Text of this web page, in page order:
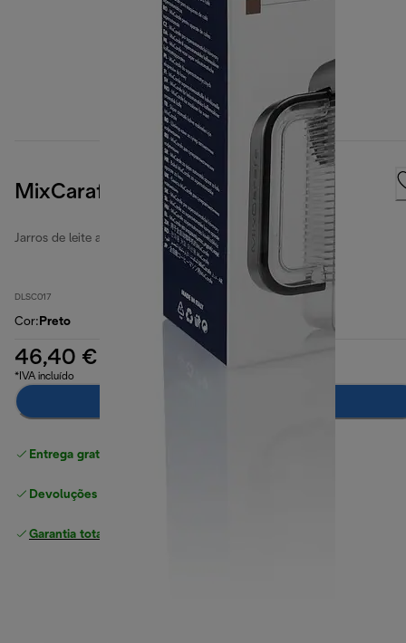
MixCarafe
Jarros de leite automáticos
DLSC017
Cor: Preto
46,40 €
*IVA incluído
Entrega gratuita padrão
Devoluções gratuitas
Garantia total